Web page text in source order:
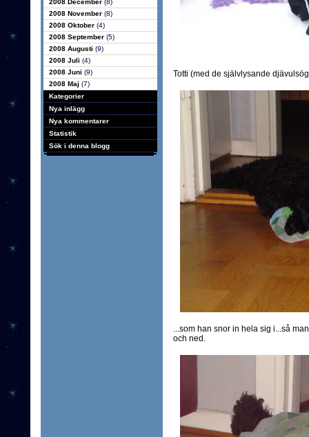
2008 December (8)
2008 November (8)
2008 Oktober (4)
2008 September (5)
2008 Augusti (9)
2008 Juli (4)
2008 Juni (9)
2008 Maj (7)
Kategorier
Nya inlägg
Nya kommentarer
Statistik
Sök i denna blogg
Totti (med de självlysande
...som han snor in hela sig i...så
och ned.